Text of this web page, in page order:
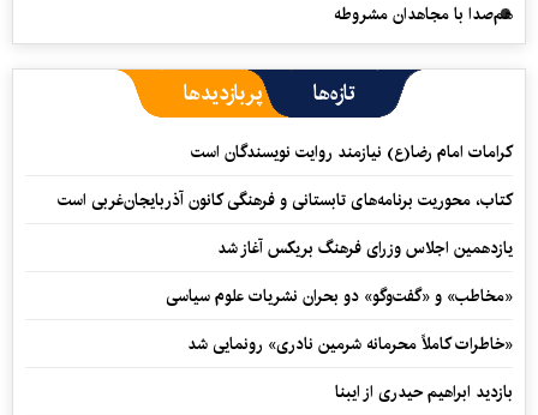
هم‌صدا با مجاهدان مشروطه
تازه‌ها پربازدیدها
کرامات امام رضا(ع) نیازمند روایت نویسندگان است
کتاب، محوریت برنامه‌های تابستانی و فرهنگی کانون آذربایجان‌غربی است
یازدهمین اجلاس وزرای فرهنگ بریکس آغاز شد
«مخاطب» و «گفت‌وگو» دو بحران نشریات علوم سیاسی
«خاطرات کاملاً محرمانه شرمین نادری» رونمایی شد
بازدید ابراهیم حیدری از ایبنا